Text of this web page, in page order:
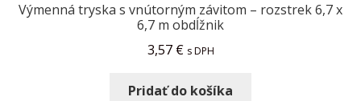
Výmenná tryska s vnútorným závitom – rozstrek 6,7 x
6,7 m obdĺžnik
3,57 € s DPH
Pridať do košíka